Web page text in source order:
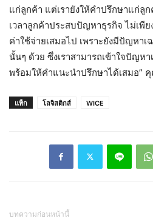
แก่ลูกค้า แต่เรายังให้คำปรึกษาแก่ลูก
เวลาลูกค้าประสบปัญหาธุรกิจ ไม่เพี
ค่าใช้จ่ายเสมอไป เพราะยังมีปัญหา
นั้นๆ ด้วย ซึ่งเราสามารถเข้าใจปัญห
พร้อมให้คำแนะนำปรึกษาได้เสมอ”
แท็ก โลจิสติกส์ WICE
บทความก่อนหน้านี้